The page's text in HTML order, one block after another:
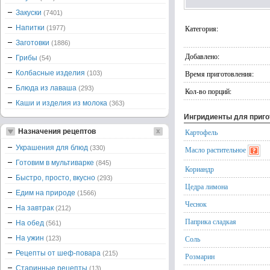
Категория:
Добавлено:
Время приготовления:
Кол-во порций:
Ингридиенты для
Картофель
Масло растительное
Кориандр
Цедра лимона
Чеснок
Паприка сладкая
Соль
Розмарин
Закуски (7401)
Напитки (1977)
Заготовки (1886)
Грибы (54)
Колбасные изделия (103)
Блюда из лаваша (293)
Каши и изделия из молока (363)
Назначения рецептов
Украшения для блюд (330)
Готовим в мультиварке (845)
Быстро, просто, вкусно (293)
Едим на природе (1566)
На завтрак (212)
На обед (561)
На ужин (123)
Рецепты от шеф-повара (215)
Старинные рецепты (13)